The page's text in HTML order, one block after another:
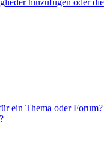
hinzufügen oder
ein Thema oder Forum?